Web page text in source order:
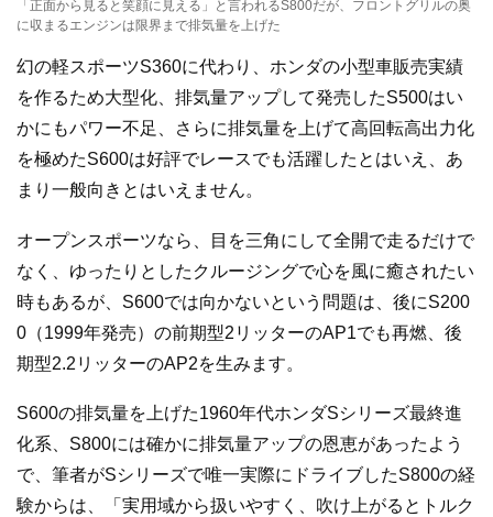
「正面から見ると笑顔に見える」と言われるS800だが、フロントグリルの奥
に収まるエンジンは限界まで排気量を上げた
幻の軽スポーツS360に代わり、ホンダの小型車販売実績
を作るため大型化、排気量アップして発売したS500はい
かにもパワー不足、さらに排気量を上げて高回転高出力化
を極めたS600は好評でレースでも活躍したとはいえ、あ
まり一般向きとはいえません。
オープンスポーツなら、目を三角にして全開で走るだけで
なく、ゆったりとしたクルージングで心を風に癒されたい
時もあるが、S600では向かないという問題は、後にS200
0（1999年発売）の前期型2リッターのAP1でも再燃、後
期型2.2リッターのAP2を生みます。
S600の排気量を上げた1960年代ホンダSシリーズ最終進
化系、S800には確かに排気量アップの恩恵があったよう
で、筆者がSシリーズで唯一実際にドライブしたS800の経
験からは、「実用域から扱いやすく、吹け上がるとトルク